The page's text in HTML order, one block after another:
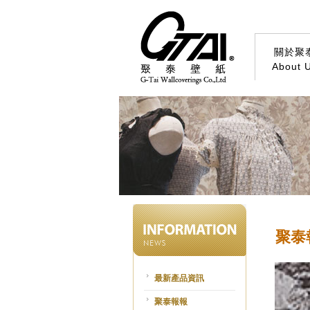
關於聚
About
最新產品資訊
聚泰報報
聚泰